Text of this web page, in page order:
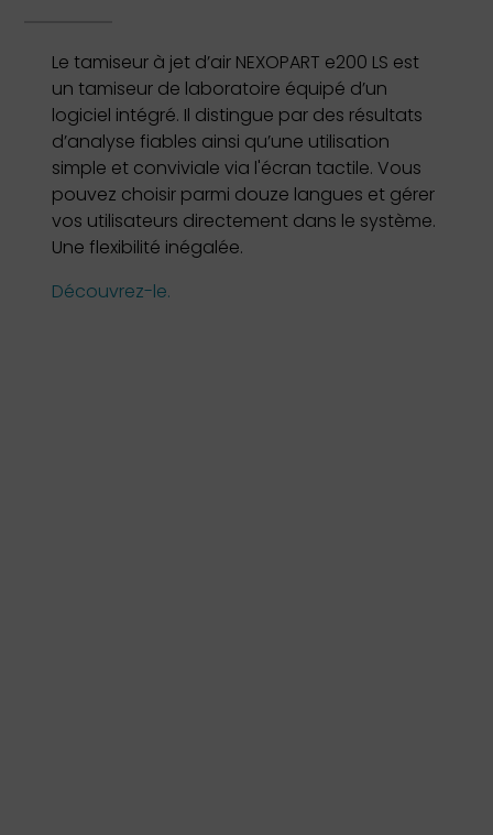
Le tamiseur à jet d’air NEXOPART e200 LS est
un tamiseur de laboratoire équipé d’un
logiciel intégré. Il distingue par des résultats
d’analyse fiables ainsi qu’une utilisation
simple et conviviale via l'écran tactile. Vous
pouvez choisir parmi douze langues et gérer
vos utilisateurs directement dans le système.
Une flexibilité inégalée.
Découvrez-le.